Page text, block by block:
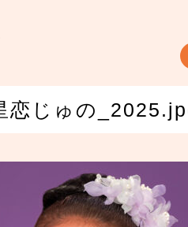
恋じゅの